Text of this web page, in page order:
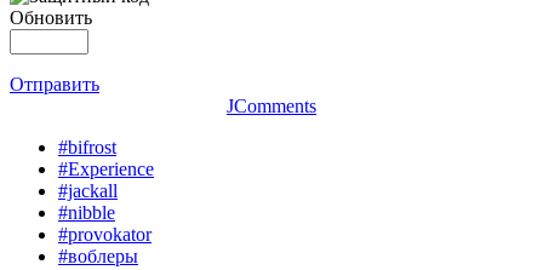
Обновить
Отправить
JComments
#bifrost
#Experience
#jackall
#nibble
#provokator
#воблеры